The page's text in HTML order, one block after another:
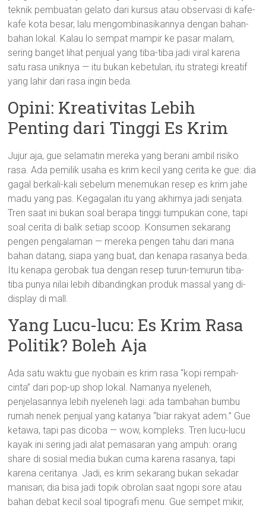
teknik pembuatan gelato dari kursus atau observasi di kafe-
kafe kota besar, lalu mengombinasikannya dengan bahan-
bahan lokal. Kalau lo sempat mampir ke pasar malam,
sering banget lihat penjual yang tiba-tiba jadi viral karena
satu rasa uniknya — itu bukan kebetulan, itu strategi kreatif
yang lahir dari rasa ingin beda.
Opini: Kreativitas Lebih
Penting dari Tinggi Es Krim
Jujur aja, gue selamatin mereka yang berani ambil risiko
rasa. Ada pemilik usaha es krim kecil yang cerita ke gue: dia
gagal berkali-kali sebelum menemukan resep es krim jahe
madu yang pas. Kegagalan itu yang akhirnya jadi senjata.
Tren saat ini bukan soal berapa tinggi tumpukan cone, tapi
soal cerita di balik setiap scoop. Konsumen sekarang
pengen pengalaman — mereka pengen tahu dari mana
bahan datang, siapa yang buat, dan kenapa rasanya beda.
Itu kenapa gerobak tua dengan resep turun-temurun tiba-
tiba punya nilai lebih dibandingkan produk massal yang di-
display di mall.
Yang Lucu-lucu: Es Krim Rasa
Politik? Boleh Aja
Ada satu waktu gue nyobain es krim rasa “kopi rempah-
cinta” dari pop-up shop lokal. Namanya nyeleneh,
penjelasannya lebih nyeleneh lagi: ada tambahan bumbu
rumah nenek penjual yang katanya “biar rakyat adem.” Gue
ketawa, tapi pas dicoba — wow, kompleks. Tren lucu-lucu
kayak ini sering jadi alat pemasaran yang ampuh: orang
share di sosial media bukan cuma karena rasanya, tapi
karena ceritanya. Jadi, es krim sekarang bukan sekadar
manisan; dia bisa jadi topik obrolan saat ngopi sore atau
bahan debat kecil soal tipografi menu. Gue sempet mikir,